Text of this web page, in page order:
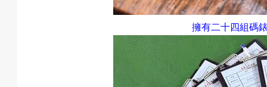
擁有二十四組碼